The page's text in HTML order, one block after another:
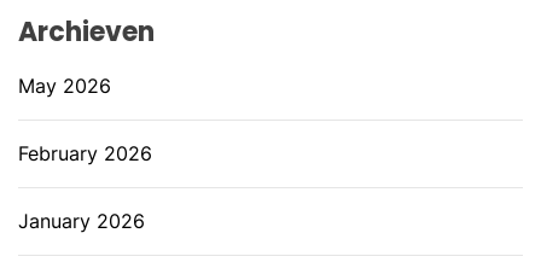
Archieven
May 2026
February 2026
January 2026